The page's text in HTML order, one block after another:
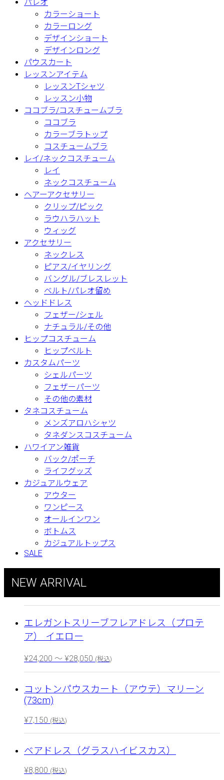
パレオ
カラーショート
カラーロング
デザインショート
デザインロング
パウスカート
レッスンアイテム
レッスンTシャツ
レッスン小物
ココブラ/コスチュームブラ
ココブラ
カラーブラトップ
コスチュームブラ
レイ/ネックコスチューム
レイ
ネックコスチューム
ヘアーアクセサリー
クリップ/ピック
ラウハラハット
ウィッグ
アクセサリー
ネックレス
ピアス/イヤリング
バングル/ブレスレット
ベルト/パレオ留め
ヘッドドレス
フェザー/シェル
ナチュラル/その他
ヒップコスチューム
ヒップベルト
カスタムパーツ
シェルパーツ
フェザーパーツ
その他の素材
タネコスチューム
メンズアロハシャツ
タネダンスコスチューム
ハワイアン雑貨
バック/ポーチ
ライフグッズ
カジュアルウェア
アウター
ワンピース
オールインワン
ボトムス
カジュアルトップス
SALE
NEW ARRIVAL
エレガントスリーブフレアドレス（プロテ
ア） イエロー
¥24,200 ～ ¥28,050 (税込)
コットンパウスカート（アウテ）マリーン
(73cm)
¥7,150 (税込)
ベアドレス（グラスハイビスカス）
¥8,800 (税込)